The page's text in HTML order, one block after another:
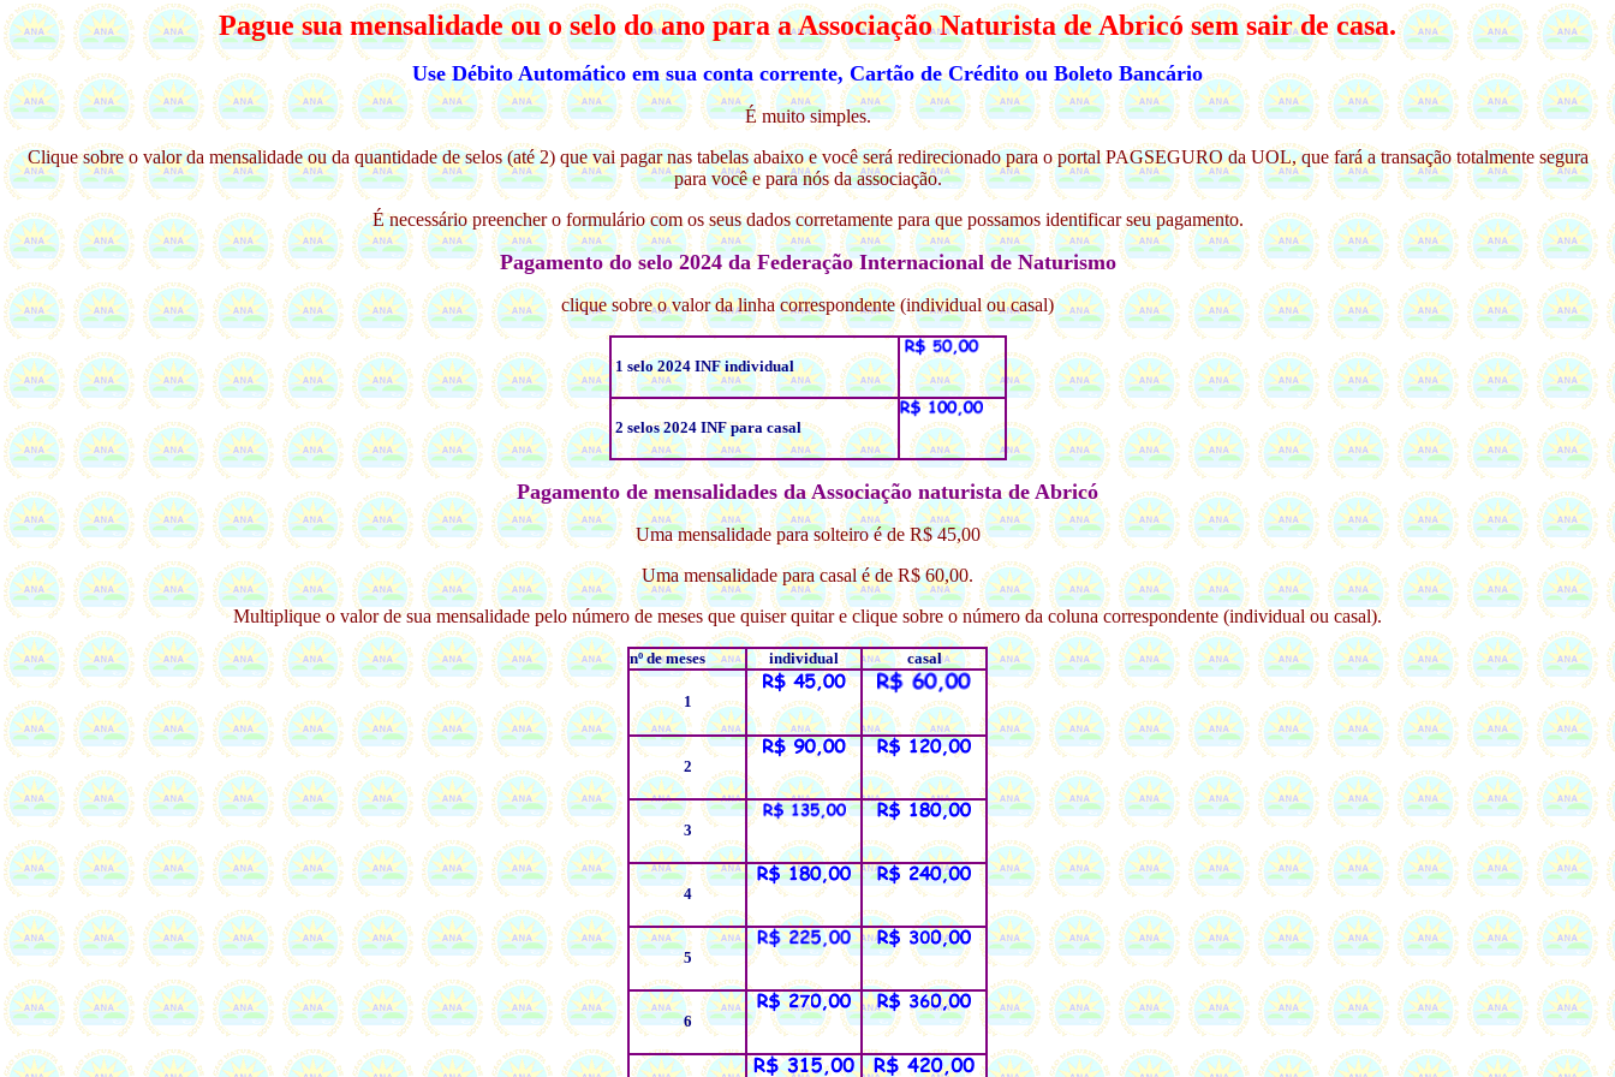
Pague sua mensalidade ou o selo do ano para a Associação Naturista de Abricó sem sair de casa.
Use Débito Automático em sua conta corrente, Cartão de Crédito ou Boleto Bancário
É muito simples.
Clique sobre o valor da mensalidade ou da quantidade de selos (até 2) que vai pagar nas tabelas abaixo e você será redirecionado para o portal PAGSEGURO da UOL, que fará a transação totalmente segura
para você e para nós da associação.
É necessário preencher o formulário com os seus dados corretamente para que possamos identificar seu pagamento.
Pagamento do selo 2024 da Federação Internacional de Naturismo
clique sobre o valor da linha correspondente (individual ou casal)
1 selo 2024 INF individual
2 selos 2024 INF para casal
Pagamento de mensalidades da Associação naturista de Abricó
Uma mensalidade para solteiro é de R$ 45,00
Uma mensalidade para casal é de R$ 60,00.
Multiplique o valor de sua mensalidade pelo número de meses que quiser quitar e clique sobre o número da coluna correspondente (individual ou casal).
nº de meses individual casal
1
2
3
4
5
6